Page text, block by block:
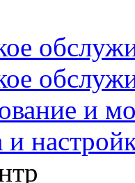
и
и